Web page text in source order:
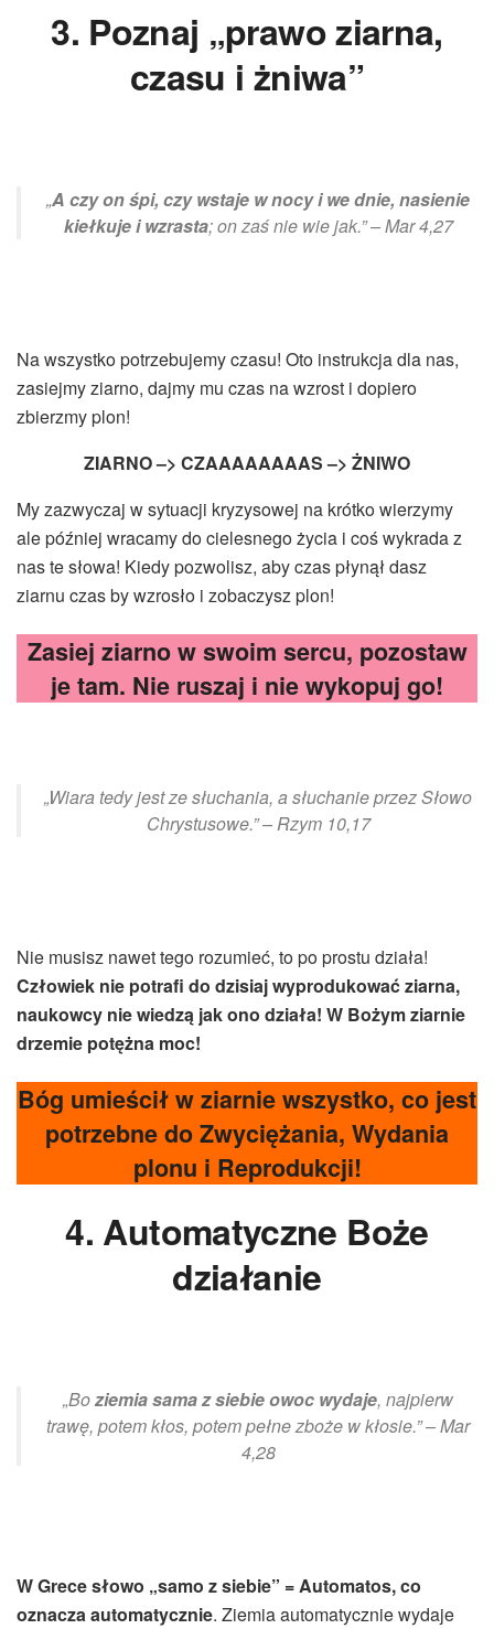
3. Poznaj „prawo ziarna,
czasu i żniwa”
„A czy on śpi, czy wstaje w nocy i we dnie, nasienie
kiełkuje i wzrasta; on zaś nie wie jak.” – Mar 4,27
Na wszystko potrzebujemy czasu! Oto instrukcja dla nas,
zasiejmy ziarno, dajmy mu czas na wzrost i dopiero
zbierzmy plon!
ZIARNO –> CZAAAAAAAAS –> ŻNIWO
My zazwyczaj w sytuacji kryzysowej na krótko wierzymy
ale później wracamy do cielesnego życia i coś wykrada z
nas te słowa! Kiedy pozwolisz, aby czas płynął dasz
ziarnu czas by wzrosło i zobaczysz plon!
Zasiej ziarno w swoim sercu, pozostaw
je tam. Nie ruszaj i nie wykopuj go!
„Wiara tedy jest ze słuchania, a słuchanie przez Słowo
Chrystusowe.” – Rzym 10,17
Nie musisz nawet tego rozumieć, to po prostu działa!
Człowiek nie potrafi do dzisiaj wyprodukować ziarna,
naukowcy nie wiedzą jak ono działa! W Bożym ziarnie
drzemie potężna moc!
Bóg umieścił w ziarnie wszystko, co jest
potrzebne do Zwyciężania, Wydania
plonu i Reprodukcji!
4. Automatyczne Boże
działanie
„Boziemiasama z siebieowoc wydaje, najpierw
trawę, potem kłos, potem pełne zboże w kłosie.” – Mar
4,28
W Grece słowo „samo z siebie” = Automatos, co
oznacza automatycznie. Ziemia automatycznie wydaje